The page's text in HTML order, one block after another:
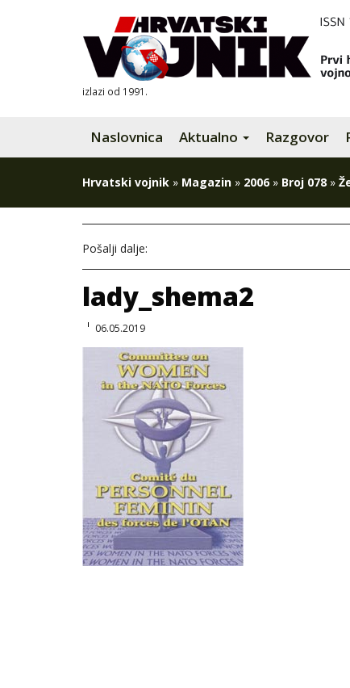
izlazi od 1991.
Naslovnica Aktualno Razgovor
Hrvatski vojnik » Magazin » 2006 » Broj 078 »
Pošalji dalje:
lady_shema2
06.05.2019